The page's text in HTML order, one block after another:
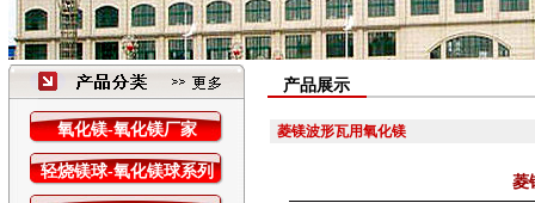
氧化镁-氧化镁厂家
轻烧镁球-氧化镁球系列
产品展示
菱镁波形瓦用氧化镁
菱